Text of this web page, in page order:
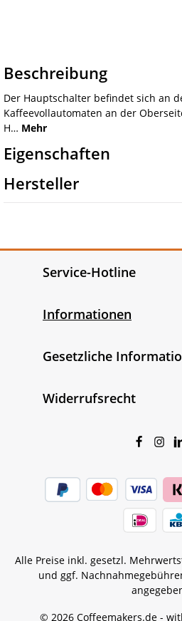
Beschreibung
Der Hauptschalter befindet sich an
Kaffeevollautomaten an der
H… Mehr
Eigenschaften
Hersteller
Service-Hotline
Informationen
Gesetzliche
Widerrufsrecht
© 2026 Coffeemakers.de -
Alle Preise inkl. gesetzl.
und ggf.